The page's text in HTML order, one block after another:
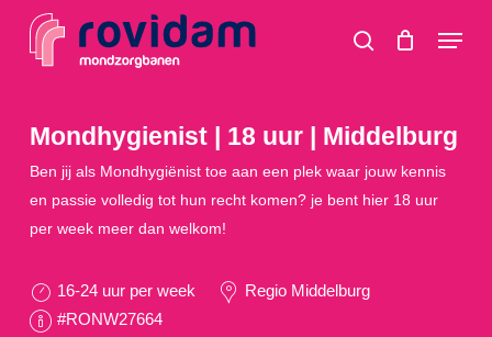
search
Menu
Mondhygienist | 18 uur | Middelburg
Ben jij als Mondhygiënist toe aan een plek waar jouw kennis
en passie volledig tot hun recht komen? je bent hier 18 uur
per week meer dan welkom!
16-24 uur per week
Regio Middelburg
#RONW27664